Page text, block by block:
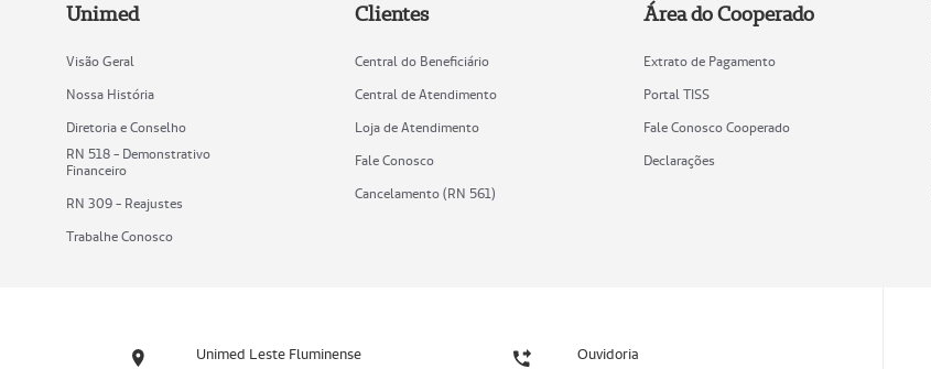
Unimed
Visão Geral
Nossa História
Diretoria e Conselho
RN 518 - Demonstrativo
Financeiro
RN 309 - Reajustes
Trabalhe Conosco
Clientes
Central do Beneficiário
Central de Atendimento
Loja de Atendimento
Fale Conosco
Cancelamento (RN 561)
Área do Cooperado
Extrato de Pagamento
Portal TISS
Fale Conosco Cooperado
Declarações
Unimed Leste Fluminense Ouvidoria